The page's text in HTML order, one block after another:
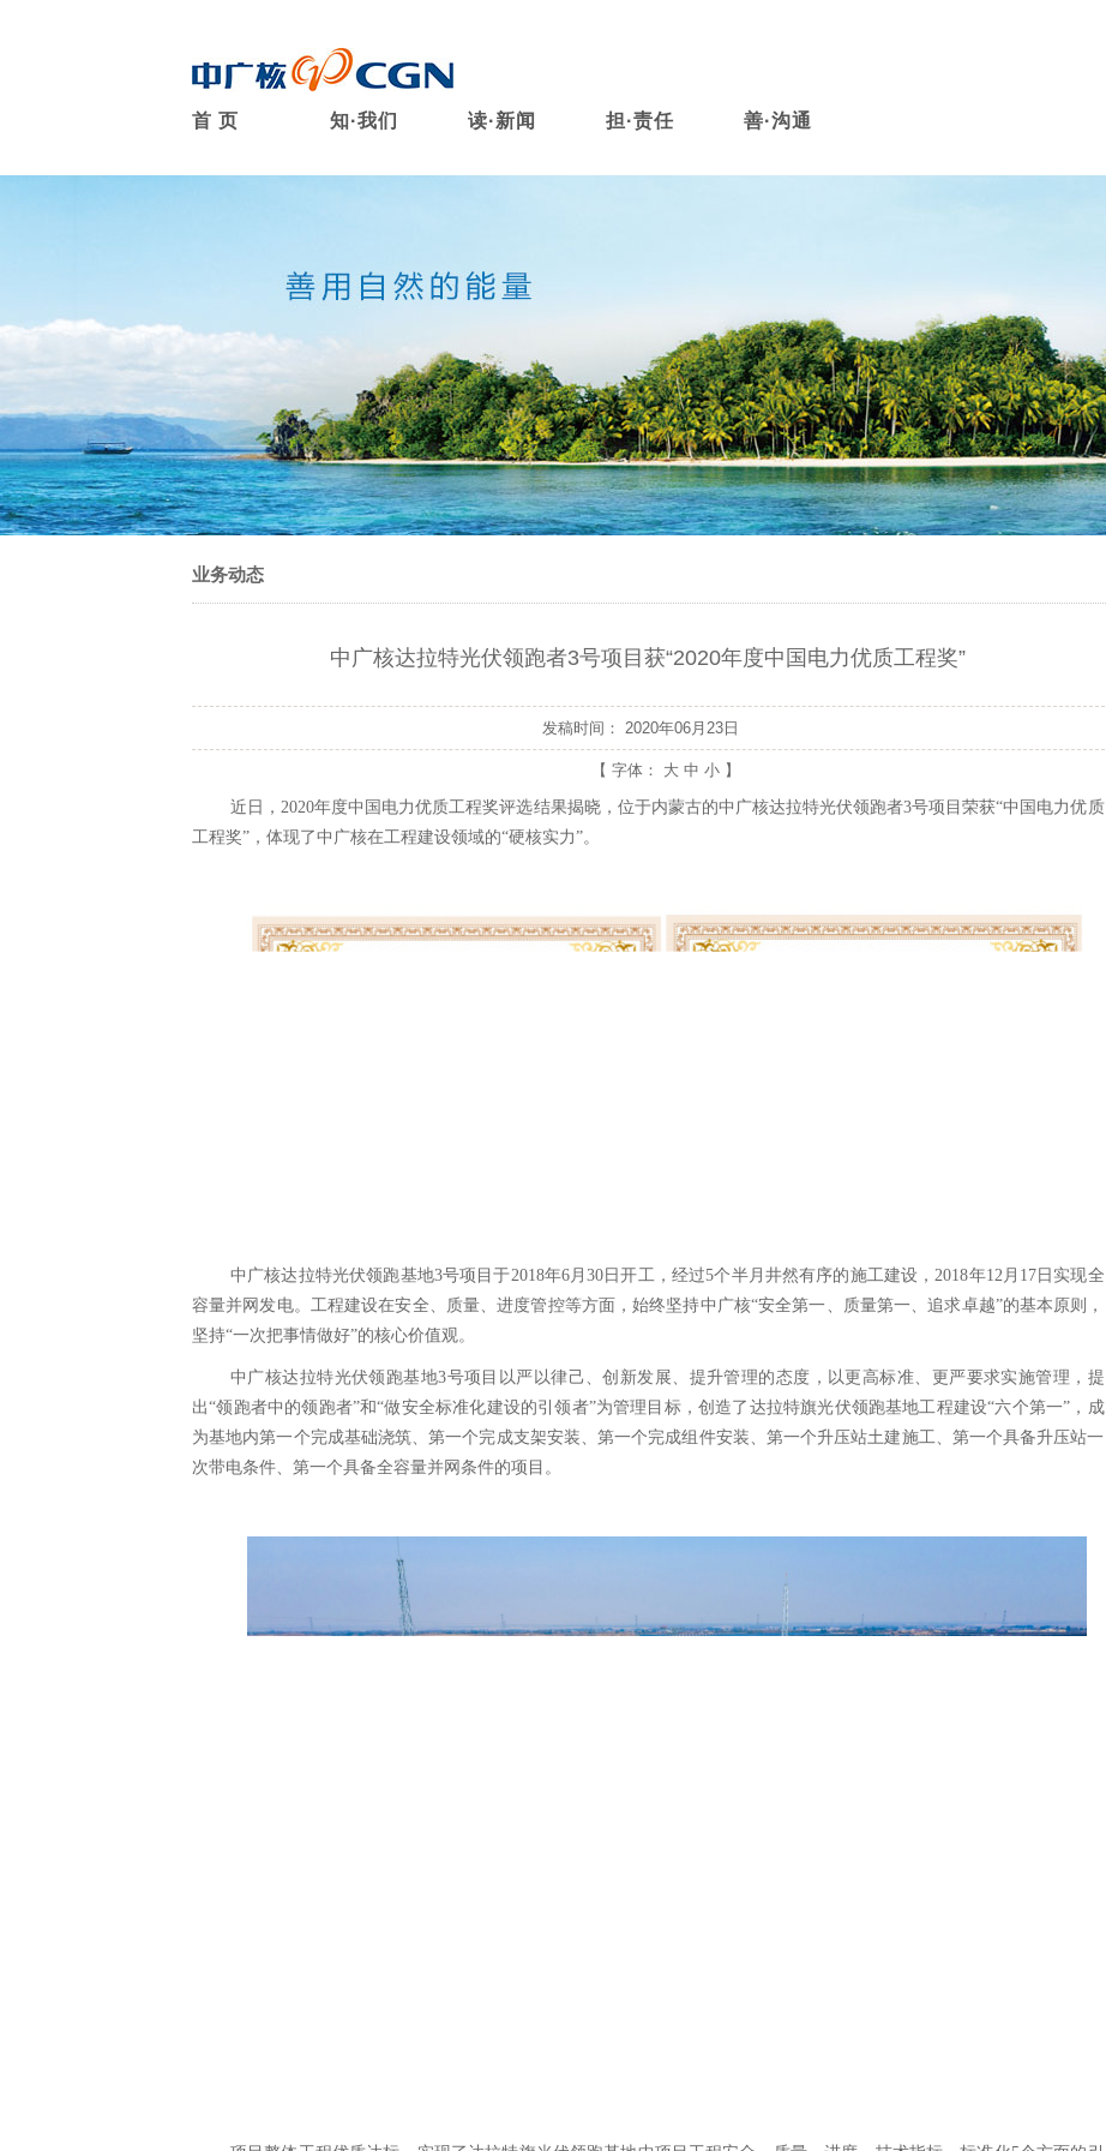
首 页 知·我们 读·新闻 担·责任 善·沟通
业务动态
中广核达拉特光伏领跑者3号项目获“2020年度中国电力优质工程奖”
发稿时间：2020年06月23日
【 字体： 大 中 小 】
近日，2020年度中国电力优质工程奖评选结果揭晓，位于内蒙古的中广核达拉特光伏领跑者3号项目荣获“中国电力优质
工程奖”，体现了中广核在工程建设领域的“硬核实力”。
中广核达拉特光伏领跑基地3号项目于2018年6月30 日开工，经过5个半月井然有序的施工建设，2018年12月 17日实现全
容量并网发电。工程建设在安全、质量、进度管控等方面，始终坚持中广核“安全第一、质量第一、追求卓越”的基本原则，
坚持“一次把事情做好”的核心价值观。
中广核达拉特光伏领跑基地3号项目以严以律己、创新发展、提升管理的态度，以更高标准、更严要求实施管理，提
出“领跑者中的领跑者”和“做安全标准化建设的引领者”为管理目标，创造了达拉特旗光伏领跑基地工程建设“六个第一”，成
为基地内第一个完成基础浇筑、第一个完成支架安装、第一个完成组件安装、第一个升压站土建施工、第一个具备升压站一
次带电条件、第一个具备全容量并网条件的项目。